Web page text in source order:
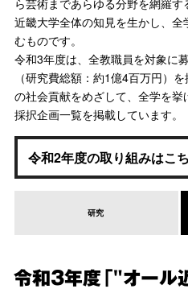
ら芸術まであらゆる分野を網羅
近畿大学全体の知見を生かし、
むものです。
令和3年度は、全教職員を対象に
（研究費総額：約1億4百万円）
の社会貢献をめざして、全学を
採択企画一覧を掲載しています。
令和2年度の取り組みはこ
研究
令和3年度「"オール